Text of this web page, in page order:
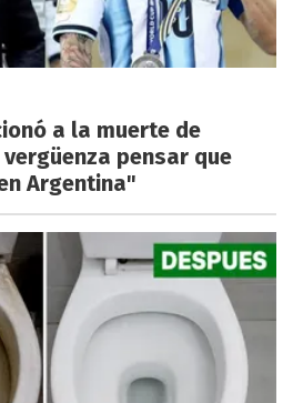
a la muerte de
pensar que
Argentina"